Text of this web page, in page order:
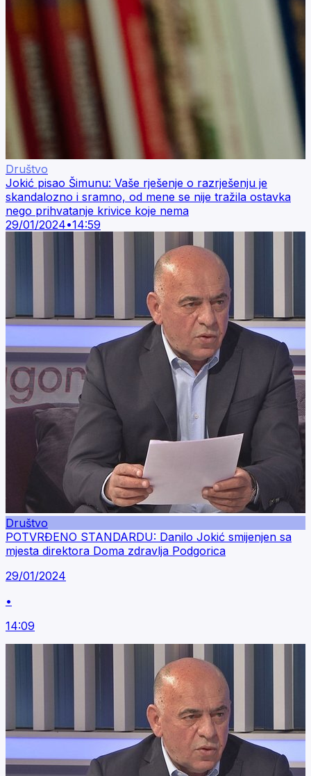
Društvo
Jokić pisao Šimunu: Vaše rješenje o razrješenju je
skandalozno i sramno, od mene se nije tražila ostavka
nego prihvatanje krivice koje nema
29/01/2024•14:59
Društvo
POTVRĐENO STANDARDU: Danilo Jokić smijenjen sa
mjesta direktora Doma zdravlja Podgorica
29/01/2024
•
14:09